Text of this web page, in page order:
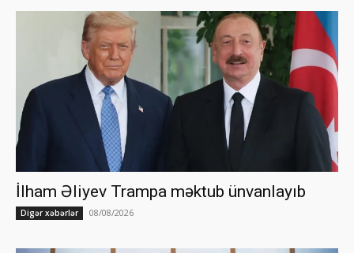
İlham Əliyev Trampa məktub ünvanlayıb
Digər xəbərlər 08/08/2026